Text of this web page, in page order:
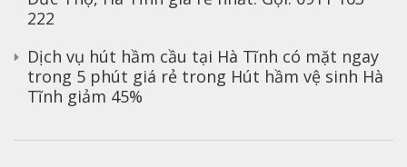
222
Dịch vụ hút hầm cầu tại Hà Tĩnh có mặt ngay
trong 5 phút giá rẻ trong Hút hầm vệ sinh Hà
Tĩnh giảm 45%